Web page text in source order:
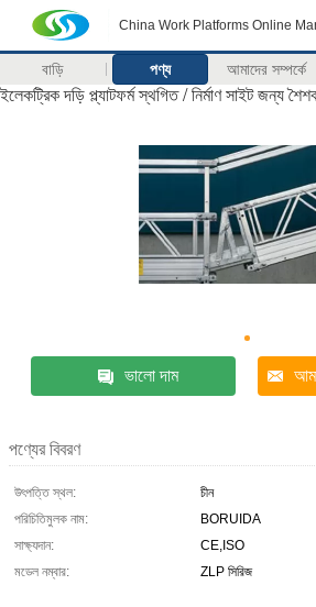
China Work Platforms Online
বাড়ি পণ্য আমাদের সম্পর্কে
ইলেকট্রিক দড়ি প্ল্যাটফর্ম স্থগিত / নির্মাণ সাইট জন্য
ভালো দাম
পণ্যের বিবরণ
উৎপত্তি স্থল:
চীন
পরিচিতিমুলক নাম:
BORUIDA
সাক্ষ্যদান:
CE,ISO
মডেল নম্বার:
ZLP সিরিজ